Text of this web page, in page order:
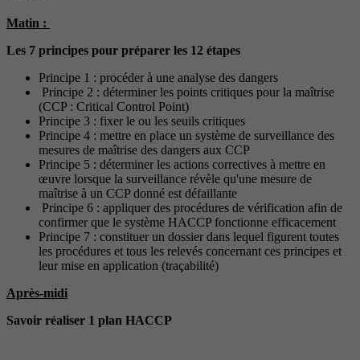
Matin :
Les 7 principes pour préparer les 12 étapes
Principe 1 : procéder à une analyse des dangers
Principe 2 : déterminer les points critiques pour la maîtrise
(CCP : Critical Control Point)
Principe 3 : fixer le ou les seuils critiques
Principe 4 : mettre en place un système de surveillance des
mesures de maîtrise des dangers aux CCP
Principe 5 : déterminer les actions correctives à mettre en
œuvre lorsque la surveillance révèle qu'une mesure de
maîtrise à un CCP donné est défaillante
Principe 6 : appliquer des procédures de vérification afin de
confirmer que le système HACCP fonctionne efficacement
Principe 7 : constituer un dossier dans lequel figurent toutes
les procédures et tous les relevés concernant ces principes et
leur mise en application (traçabilité)
Après-midi
Savoir réaliser 1 plan HACCP